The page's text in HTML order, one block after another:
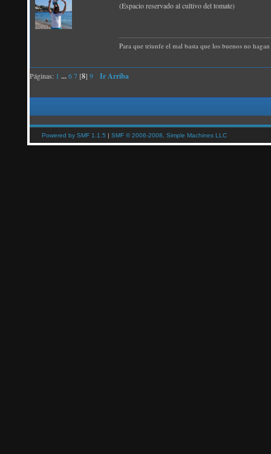
(Espacio reservado al cultivo del tomate)
Para que triunfe el mal basta que los buenos no
Páginas: 1 ...67 [8] 9 Ir Arriba
Powered by SMF 1.1.5 | SMF © 2006-2008, Simple Machines LLC